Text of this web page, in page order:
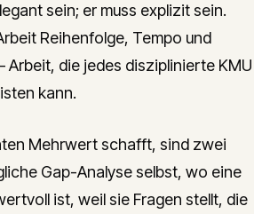
sein; er muss explizit sein.
Reihenfolge, Tempo und
die jedes disziplinierte KMU
kann.
Mehrwert schafft, sind zwei
Gap-Analyse selbst, wo eine
ist, weil sie Fragen stellt, die